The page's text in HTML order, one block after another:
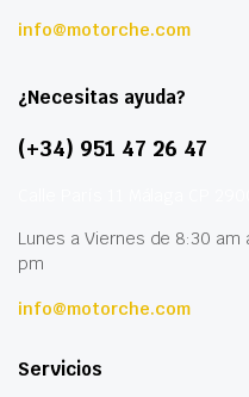
info@motorche.com
¿Necesitas ayuda?
(+34) 951 47 26 47
Lunes a Viernes de 8:30
pm
info@motorche.com
Servicios